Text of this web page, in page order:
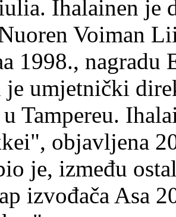
Ihalainen je
Voiman
1998.,
je umjetnički
Tampereu.
objavljena
je, između
izvođača Asa